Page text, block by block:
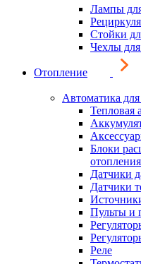
Лампы
Стойки
Чехлы
Отопление
Автоматика
Тепловая
Блоки
отопления
Датчики
Датчики
Пульты и
Реле